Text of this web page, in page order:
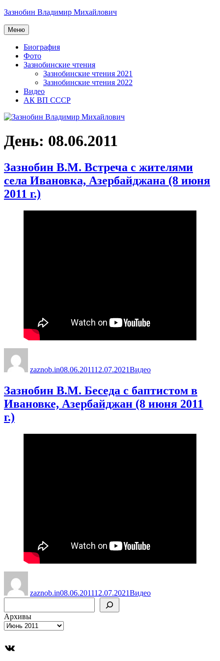
Перейти
содержимому
Зазнобин Владимир Михайлович
Меню
Биография
Фото
Зазнобинские чтения
Зазнобинские чтения 2021
Зазнобинские чтения 2022
Видео
АК ВП СССР
День: 08.06.2011
Зазнобин В.М. Встреча с жителями
села Ивановка, Азербайджана (8 июня
2011 г.)
zaznob.in08.06.201112.07.2021Видео
Зазнобин В.М. Беседа с баптистом в
Ивановке, Азербайджан (8 июня 2011
г.)
zaznob.in08.06.201112.07.2021Видео
Архивы
ВКонтакте